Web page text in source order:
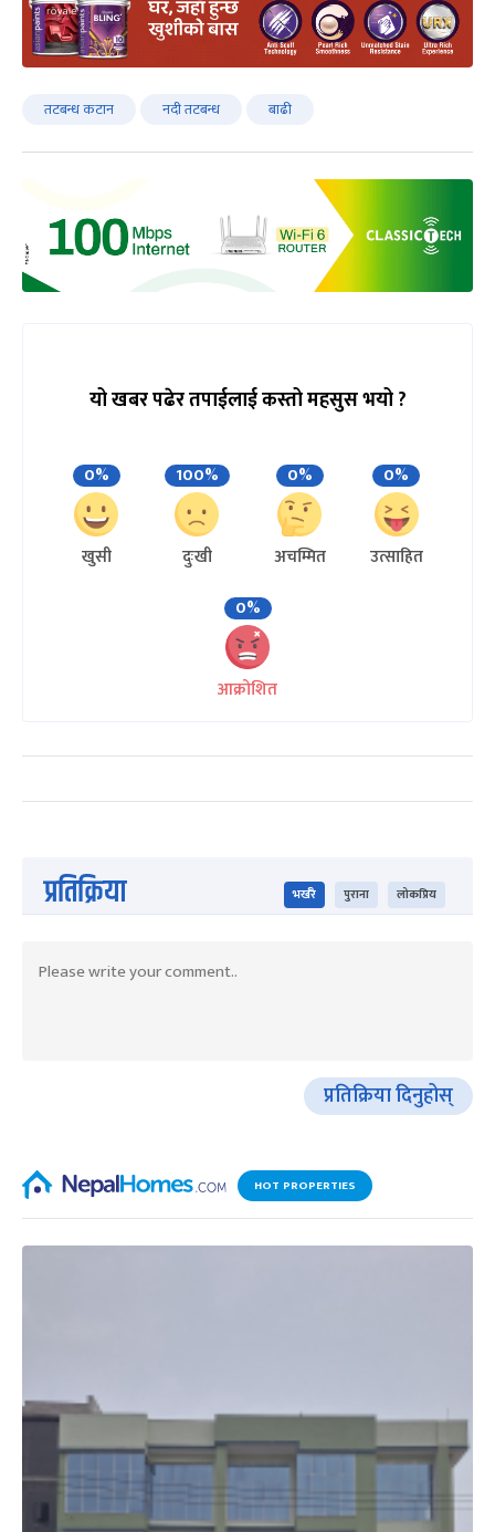
तटबन्ध कटान नदी तटबन्ध बाढी
यो खबर पढेर तपाईलाई कस्तो महसुस भयो ?
0%
खुसी
100%
दुःखी
0%
अचम्मित
0%
उत्साहित
0%
आक्रोशित
प्रतिक्रिया भर्खरै पुराना लोकप्रिय
प्रतिक्रिया दिनुहोस्
HOT PROPERTIES